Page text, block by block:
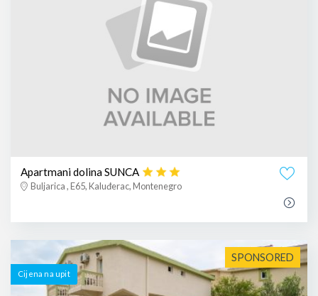
Apartmani dolina SUNCA
Buljarica , E65, Kaluđerac, Montenegro
SPONSORED
Cijena na upit